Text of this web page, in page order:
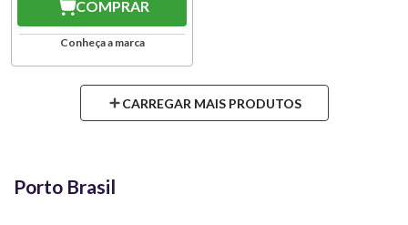
COMPRAR
Conheça a marca
Porto Brasil